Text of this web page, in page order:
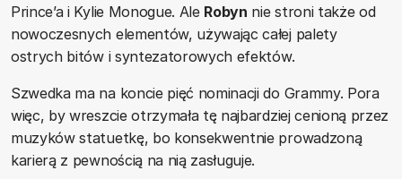
Prince’a i Kylie Monogue. Ale Robyn nie stroni także od
nowoczesnych elementów, używając całej palety
ostrych bitów i syntezatorowych efektów.
Szwedka ma na koncie pięć nominacji do Grammy. Pora
więc, by wreszcie otrzymała tę najbardziej cenioną przez
muzyków statuetkę, bo konsekwentnie prowadzoną
karierą z pewnością na nią zasługuje.